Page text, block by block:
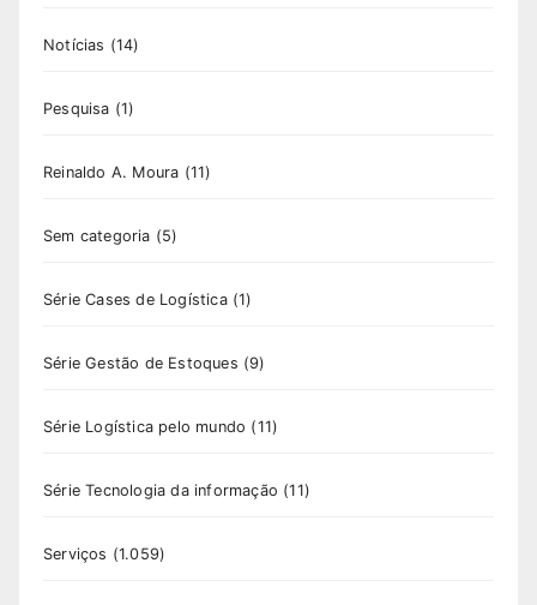
Notícias (14)
Pesquisa (1)
Reinaldo A. Moura (11)
Sem categoria (5)
Série Cases de Logística(1)
Série Gestão de Estoques (9)
Série Logística pelo mundo (11)
Série Tecnologia da informação (11)
Serviços (1.059)